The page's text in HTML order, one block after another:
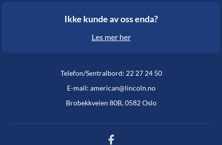
Ikke kunde av oss enda?
Les mer her
Telefon/Sentralbord: 22 27 24 50
E-mail: american@lincoln.no
Brobekkveien 80B, 0582 Oslo
Facebook